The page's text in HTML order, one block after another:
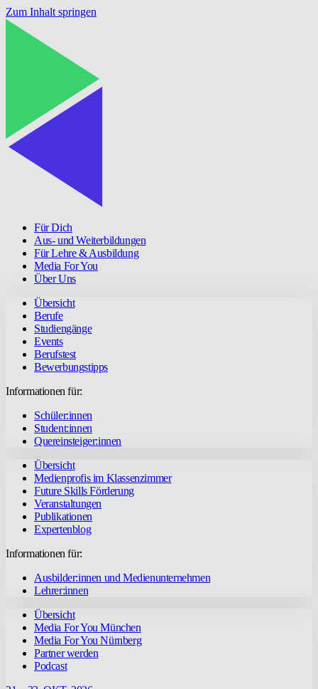
Zum Inhalt springen
Für Dich
Aus- und Weiterbildungen
Für Lehre & Ausbildung
Media For You
Über Uns
Übersicht
Berufe
Studiengänge
Events
Berufstest
Bewerbungstipps
Informationen für:
Schüler:innen
Student:innen
Quereinsteiger:innen
Übersicht
Medienprofis im Klassenzimmer
Future Skills Förderung
Veranstaltungen
Publikationen
Expertenblog
Informationen für:
Ausbilder:innen und Medienunternehmen
Lehrer:innen
Übersicht
Media For You München
Media For You Nürnberg
Partner werden
Podcast